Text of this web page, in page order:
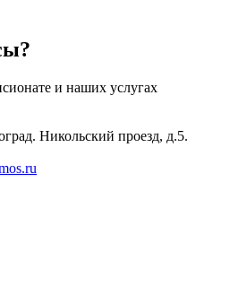
и наших услугах
Никольский проезд, д.5.